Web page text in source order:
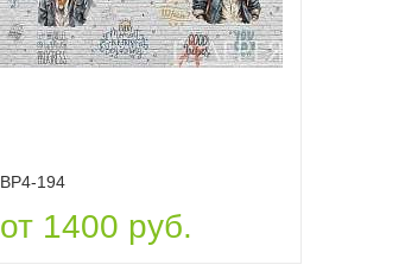
ВР4-194
от 1400 руб.